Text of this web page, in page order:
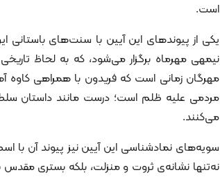
است.
یکی از پیوندهای این آیین با سنت‌های باستانی
نیمهی مهرماه برگزار می‌شود، که به لحاظ
مهرگان زمانی است که فریدون با همراهی
مردمی علیه ظلم است؛ درست مانند داستان
می‌کنند.
سویه‌های نمادشناسی این آیین نیز پیوند آن با
نه‌تنها نشانه‌ی ثروت و منزلت، بلکه بستری